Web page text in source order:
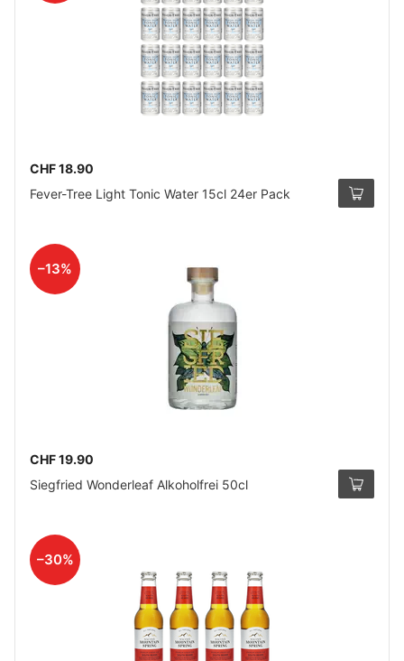
CHF 18.90
Fever-Tree Light Tonic Water 15cl 24er Pack
–13%
CHF 19.90
Siegfried Wonderleaf Alkoholfrei 50cl
–30%